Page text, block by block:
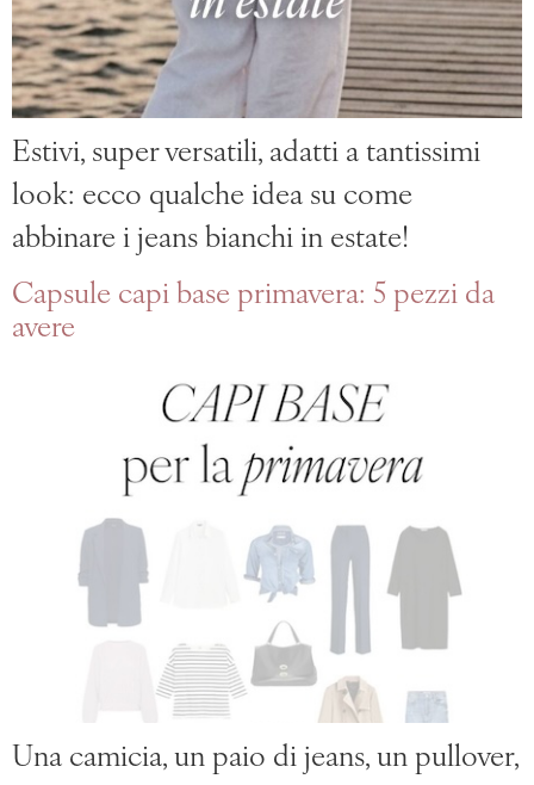
Estivi, super versatili, adatti a tantissimi
look: ecco qualche idea su come
abbinare i jeans bianchi in estate!
Capsule capi base primavera: 5 pezzi da
avere
Una camicia, un paio di jeans, un pullover,